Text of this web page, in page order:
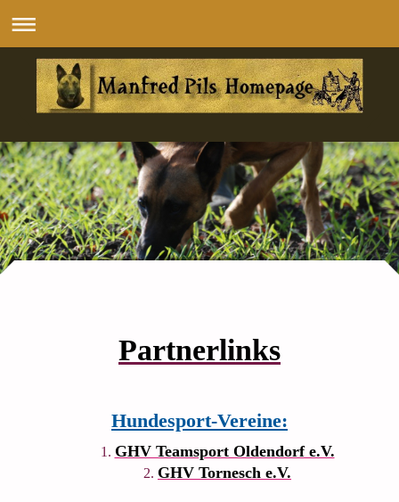
Partnerlinks
Hundesport-Vereine:
GHV Teamsport Oldendorf e.V.
GHV Tornesch e.V.